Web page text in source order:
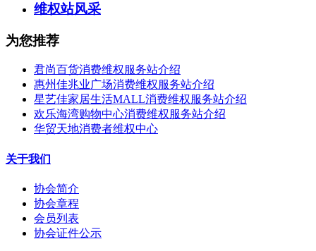
维权站风采
为您推荐
君尚百货消费维权服务站介绍
惠州佳兆业广场消费维权服务站介绍
星艺佳家居生活MALL消费维权服务站介绍
欢乐海湾购物中心消费维权服务站介绍
华贸天地消费者维权中心
关于我们
协会简介
协会章程
会员列表
协会证件公示